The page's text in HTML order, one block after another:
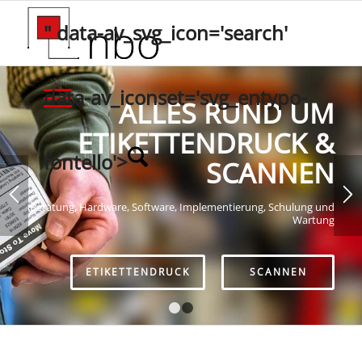
" data-av_svg_icon='search'
data-av_iconset='svg_entypo-
fontello'>
ALLES RUND UM
ETIKETTENDRUCK &
SCANNEN
Beratung, Hardware, Software, Implementierung, Schulung und
Wartung
ETIKETTENDRUCK SCANNEN